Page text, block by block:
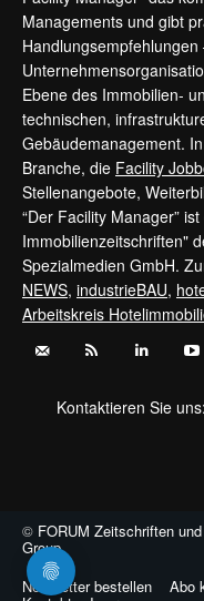
Managements und gibt
Ebene des Immobilien-
technischen,
Gebäudemanagement.
Branche, die Facility
Stellenangebote,
“Der Facility Manager”
Immobilienzeitschriften"
Spezialmedien GmbH.
NEWS, industrieBAU,
Arbeitskreis
Kontaktieren Sie
© FORUM Zeitschriften
Group
Newsletter bestellen
Abo